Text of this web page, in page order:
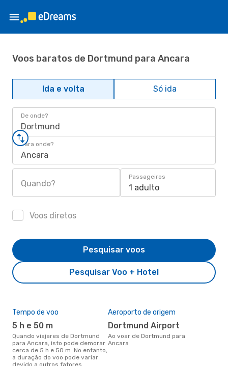
Voos baratos de Dortmund para Ancara
Ida e volta Só ida
De onde?
Dortmund
Para onde?
Ancara
Quando?
Passageiros
1 adulto
Voos diretos
Pesquisar Voo + Hotel
Pesquisar voos
Tempo de voo
5 h e 50 m
Quando viajares de Dortmund
para Ancara, isto pode demorar
cerca de 5 h e 50 m. No entanto,
a duração do voo pode variar
devido a outros fatores
Aeroporto de origem
Dortmund Airport
Ao voar de Dortmund para
Ancara